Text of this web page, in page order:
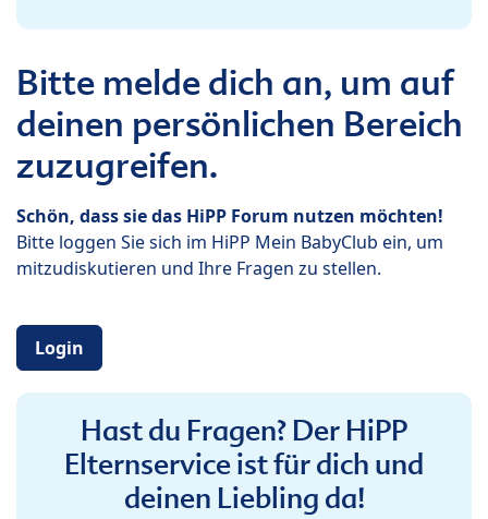
Bitte melde dich an, um auf
deinen persönlichen Bereich
zuzugreifen.
Schön, dass sie das HiPP Forum nutzen möchten!
Bitte loggen Sie sich im HiPP Mein BabyClub ein, um
mitzudiskutieren und Ihre Fragen zu stellen.
Login
Hast du Fragen? Der HiPP
Elternservice ist für dich und
deinen Liebling da!